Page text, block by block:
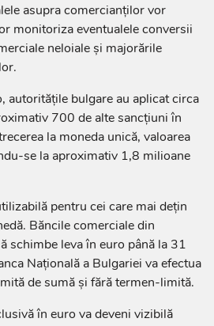
asupra comercianților vor
monitoriza eventualele conversii
neloiale și majorările
autoritățile bulgare au aplicat circa
700 de alte sancțiuni în
la moneda unică, valoarea
se la aproximativ 1,8 milioane
pentru cei care mai dețin
Băncile comerciale din
schimbe leva în euro până la 31
Națională a Bulgariei va efectua
de sumă și fără termen-limită.
în euro va deveni vizibilă